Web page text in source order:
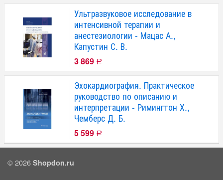
Ультразвуковое исследование в
интенсивной терапии и
анестезиологии - Мацас А.,
Капустин С. В.
3 869 Р
Эхокардиография. Практическое
руководство по описанию и
интерпретации - Римингтон Х.,
Чемберс Д. Б.
5 599 Р
© 2026 Shopdon.ru